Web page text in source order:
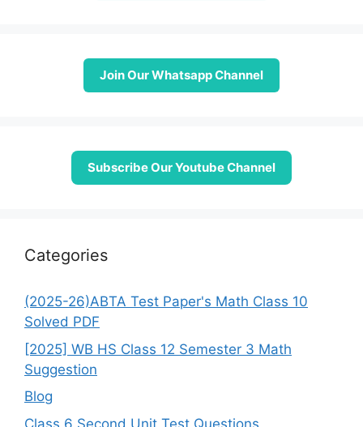
Join Our Whatsapp Channel
Subscribe Our Youtube Channel
Categories
(2025-26)ABTA Test Paper's Math Class 10
Solved PDF
[2025] WB HS Class 12 Semester 3 Math
Suggestion
Blog
Class 6 Second Unit Test Questions